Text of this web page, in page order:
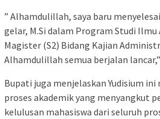
” Alhamdulillah, saya baru
gelar, M.Si dalam Program Studi
Magister (S2) Bidang Kajian
Alhamdulillah semua berjalan
Bupati juga menjelaskan Yudisium
proses akademik yang menyangkut
kelulusan mahasiswa dari seluruh